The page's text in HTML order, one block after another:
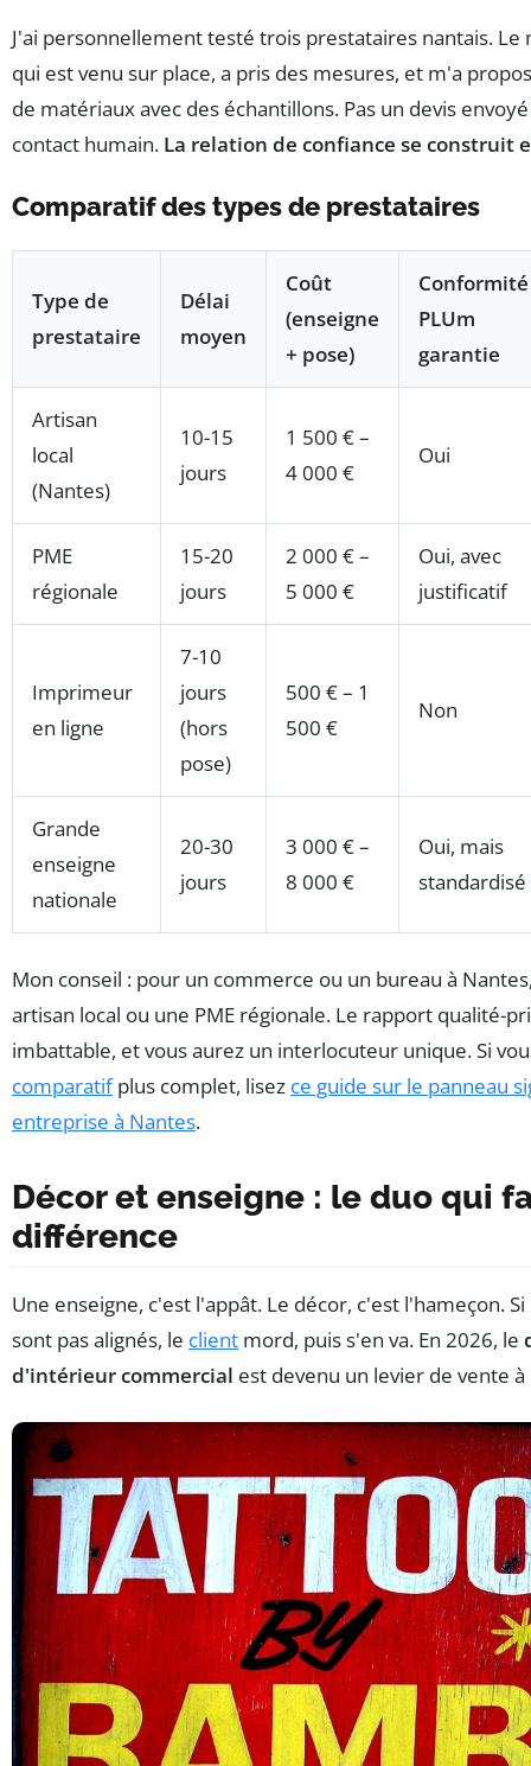
J'ai personnellement testé trois prestataires nantais. Le
qui est venu sur place, a pris des mesures, et m'a
de matériaux avec des échantillons. Pas un devis
contact humain. La relation de confiance se construit
Comparatif des types de prestataires
Type de
prestataire
Délai
moyen
Coût
(enseigne
+ pose)
Conformité
PLUm
garantie
Artisan
local
(Nantes)
10-15
jours
1 500 € –
4 000 €
Oui
PME
régionale
15-20
jours
2 000 € –
5 000 €
Oui, avec
justificatif
Imprimeur
en ligne
7-10
jours
(hors
pose)
500 € – 1
500 €
Non
Grande
enseigne
nationale
20-30
jours
3 000 € –
8 000 €
Oui, mais
standardisé
Mon conseil : pour un commerce ou un bureau à
artisan local ou une PME régionale. Le rapport qualité-
imbattable, et vous aurez un interlocuteur unique. Si
comparatifplus complet, lisez ce guide sur le panneau
entreprise à Nantes.
Décor et enseigne : le duo qui
différence
Une enseigne, c'est l'appât. Le décor, c'est l'hameçon.
sont pas alignés, le client mord, puis s'en va. En 2026, le
d'intérieur commercial est devenu un levier de vente